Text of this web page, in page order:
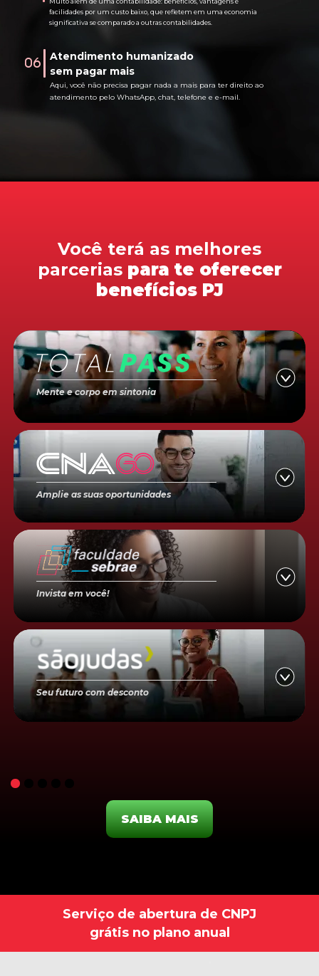
facilidades por um custo baixo, que refletem em uma economia
significativa se comparado a outras contabilidades.
06
Atendimento humanizado
sem pagar mais
Aqui, você não precisa pagar nada a mais para ter direito ao
atendimento pelo WhatsApp, chat, telefone e e-mail.
Você terá as melhores
parceriaspara te oferecer
benefícios PJ
Mente e corpo em sintonia
Amplie as suas oportunidades
Invista em você!
Seu futuro com desconto
SAIBA MAIS
Serviço de abertura de CNPJ
grátis no plano anual